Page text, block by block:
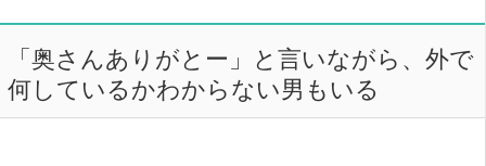
「奥さんありがとー」と言いながら、外で
何しているかわからない男もいる